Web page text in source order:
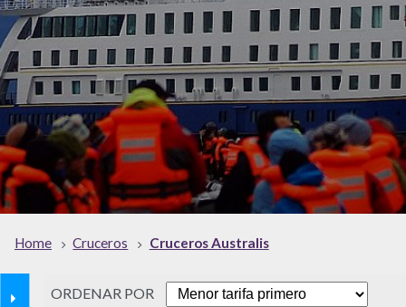
Home Cruceros Cruceros Australis
ORDENAR POR